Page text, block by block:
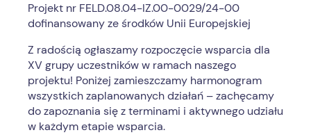
Projekt nr FELD.08.04-IZ.00-0029/24-00
dofinansowany ze środków Unii Europejskiej
Z radością ogłaszamy rozpoczęcie wsparcia dla
XV grupy uczestników w ramach naszego
projektu! Poniżej zamieszczamy harmonogram
wszystkich zaplanowanych działań – zachęcamy
do zapoznania się z terminami i aktywnego udziału
w każdym etapie wsparcia.